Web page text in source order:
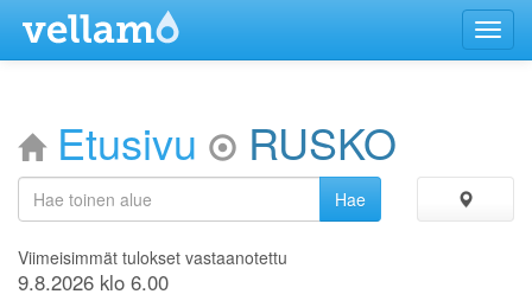
Menu
Etusivu RUSKO
Viimeisimmät tulokset vastaanotettu
9.8.2026 klo 6.00